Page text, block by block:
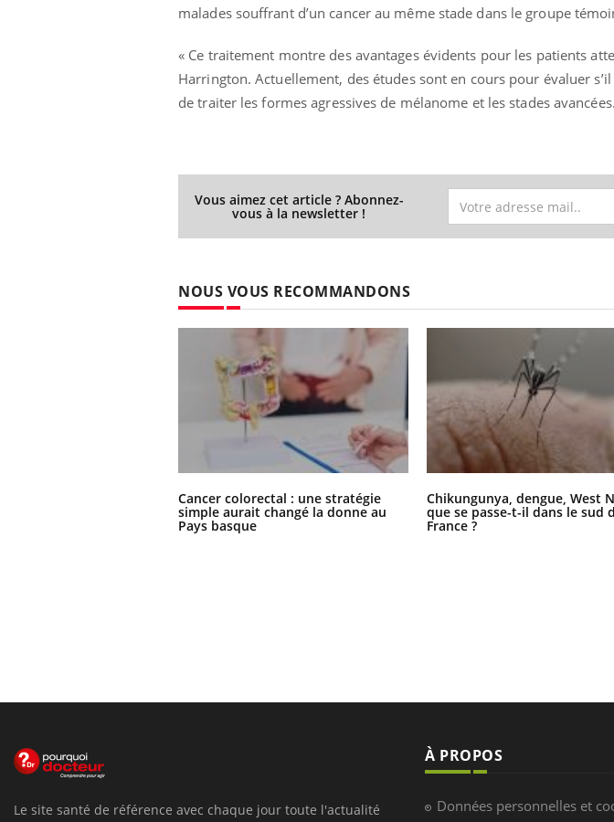
malades souffrant d’un cancer au même stade dans le groupe
« Ce traitement montre des avantages évidents pour les patients
Harrington. Actuellement, des études sont en cours pour évaluer
de traiter les formes agressives de mélanome et les stades
Vous aimez cet article ? Abonnez-
vous à la newsletter !
NOUS VOUS RECOMMANDONS
Cancer colorectal : une stratégie
simple aurait changé la donne au
Pays basque
Chikungunya, dengue, West
que se passe-t-il dans le sud
France ?
Le site santé de référence avec chaque jour toute l'actualité
À PROPOS
Données personnelles et